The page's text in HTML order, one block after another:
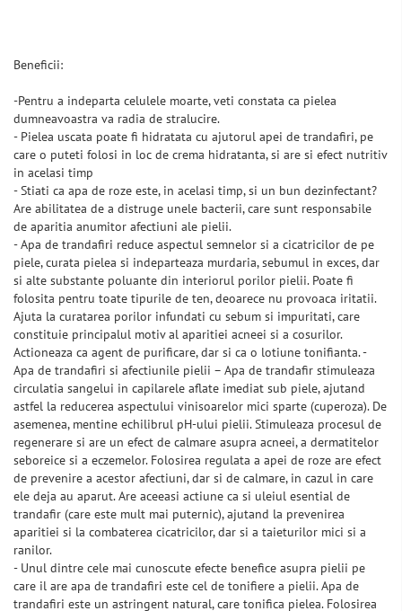
Beneficii:
-Pentru a indeparta celulele moarte, veti constata ca pielea
dumneavoastra va radia de stralucire.
- Pielea uscata poate fi hidratata cu ajutorul apei de trandafiri, pe
care o puteti folosi in loc de crema hidratanta, si are si efect nutritiv
in acelasi timp
- Stiati ca apa de roze este, in acelasi timp, si un bun dezinfectant?
Are abilitatea de a distruge unele bacterii, care sunt responsabile
de aparitia anumitor afectiuni ale pielii.
- Apa de trandafiri reduce aspectul semnelor si a cicatricilor de pe
piele, curata pielea si indeparteaza murdaria, sebumul in exces, dar
si alte substante poluante din interiorul porilor pielii. Poate fi
folosita pentru toate tipurile de ten, deoarece nu provoaca iritatii.
Ajuta la curatarea porilor infundati cu sebum si impuritati, care
constituie principalul motiv al aparitiei acneei si a cosurilor.
Actioneaza ca agent de purificare, dar si ca o lotiune tonifianta. -
Apa de trandafiri si afectiunile pielii – Apa de trandafir stimuleaza
circulatia sangelui in capilarele aflate imediat sub piele, ajutand
astfel la reducerea aspectului vinisoarelor mici sparte (cuperoza). De
asemenea, mentine echilibrul pH-ului pielii. Stimuleaza procesul de
regenerare si are un efect de calmare asupra acneei, a dermatitelor
seboreice si a eczemelor. Folosirea regulata a apei de roze are efect
de prevenire a acestor afectiuni, dar si de calmare, in cazul in care
ele deja au aparut. Are aceeasi actiune ca si uleiul esential de
trandafir (care este mult mai puternic), ajutand la prevenirea
aparitiei si la combaterea cicatricilor, dar si a taieturilor mici si a
ranilor.
- Unul dintre cele mai cunoscute efecte benefice asupra pielii pe
care il are apa de trandafiri este cel de tonifiere a pielii. Apa de
trandafiri este un astringent natural, care tonifica pielea. Folosirea